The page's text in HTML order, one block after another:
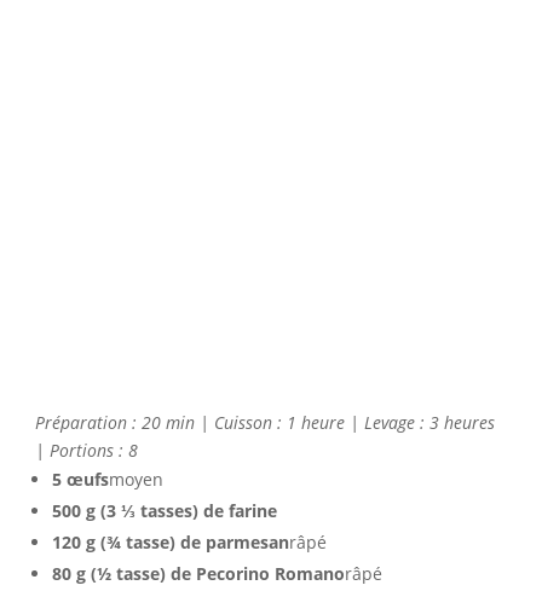
Préparation : 20 min | Cuisson : 1 heure | Levage : 3 heures
| Portions : 8
5 œufsmoyen
500 g (3 ⅓ tasses) de farine
120 g (¾ tasse) de parmesanrâpé
80 g (½ tasse) de Pecorino Romanorâpé